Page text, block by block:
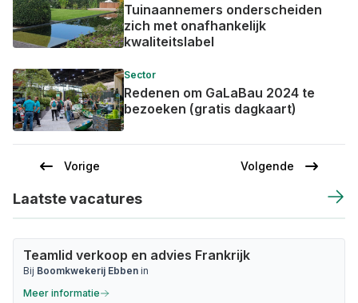
Tuinaannemers onderscheiden
zich met onafhankelijk
kwaliteitslabel
Sector
Redenen om GaLaBau 2024 te
bezoeken (gratis dagkaart)
Paginering
Vorige
Vorige
Volgende
Volgende
Laatste vacatures
Teamlid verkoop en advies Frankrijk
Bij Boomkwekerij Ebben in
Meer informatie